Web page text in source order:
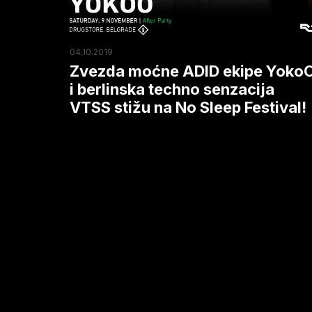
berlinska
techno
senzacija
VTSS
stižu
na
04.10.2019
Zvezda moćne ADID ekipe
i berlinska techno senzacija
VTSS stižu na No Sleep Festival!